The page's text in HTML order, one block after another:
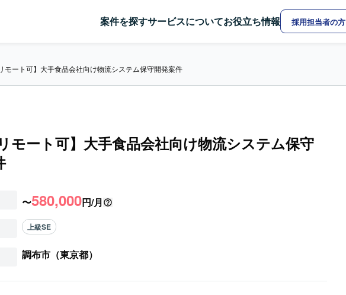
案件を探すサービスについてお役立ち情報 採用担当者の方
モート可】大手食品会社向け物流システム保守開発案件
モート可】大手食品会社向け物流システム保守
〜580,000円/月
上級SE
調布市（東京都）